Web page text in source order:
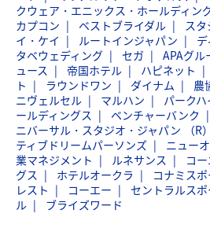
クウェア・エニックス・ホールディン
カプコン
ベストブライダル ス
イ・ケイ
ルートインジャパン
タベウェディング
セガ APAグル
ュース
帝国ホテル ハピネット
ト
ラウンドワン ダイナム 農
ニヴェルセル
マルハン パーク
ールディングス
ベンチャーバンク
ニバーサル・スタジオ・ジャパン （R
ティブドリームパーソンズ
ニュー
業マネジメント
ルネサンス
コ
グス
ホテルオークラ コナミス
レスト
コーエー セントラルス
ル
ブライズワード